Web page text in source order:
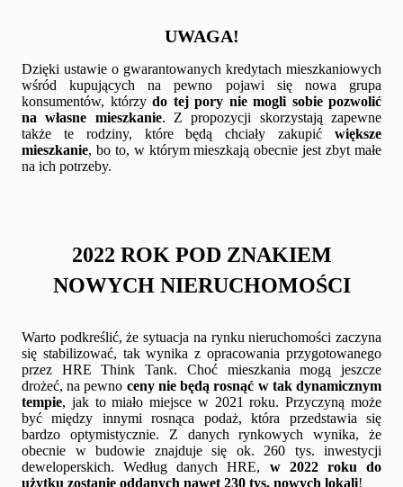
UWAGA!
Dzięki ustawie o gwarantowanych kredytach mieszkaniowych
wśród kupujących na pewno pojawi się nowa grupa
konsumentów, którzy do tej pory nie mogli sobie pozwolić
na własne mieszkanie. Z propozycji skorzystają zapewne
także te rodziny, które będą chciały zakupić większe
mieszkanie, bo to, w którym mieszkają obecnie jest zbyt małe
na ich potrzeby.
2022 ROK POD ZNAKIEM
NOWYCH NIERUCHOMOŚCI
Warto podkreślić, że sytuacja na rynku nieruchomości zaczyna
się stabilizować, tak wynika z opracowania przygotowanego
przez HRE Think Tank. Choć mieszkania mogą jeszcze
drożeć, na pewno ceny nie będą rosnąć w tak dynamicznym
tempie, jak to miało miejsce w 2021 roku. Przyczyną może
być między innymi rosnąca podaż, która przedstawia się
bardzo optymistycznie. Z danych rynkowych wynika, że
obecnie w budowie znajduje się ok. 260 tys. inwestycji
deweloperskich. Według danych HRE, w 2022 roku do
użytku zostanie oddanych nawet 230 tys. nowych lokali!